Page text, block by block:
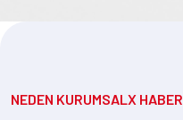
NEDEN KURUMSALX